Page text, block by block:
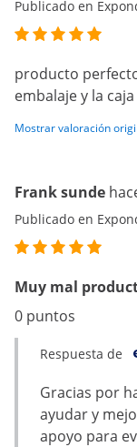
Publicado en
producto
embalaje y la
Mostrar valoración
Frank sunde
Publicado en
Muy mal
0 puntos
Respuesta de
Gracias por
ayudar y
apoyo para